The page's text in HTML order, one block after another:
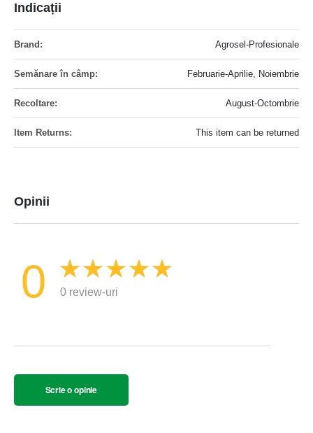
Indicații
Agrosel-Profesionale
Februarie-Aprilie, Noiembrie
August-Octombrie
This item can be returned
Opinii
0 0 review-uri
Scrie o opinie